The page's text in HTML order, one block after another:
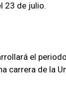
23 de julio.
el
carrera de la